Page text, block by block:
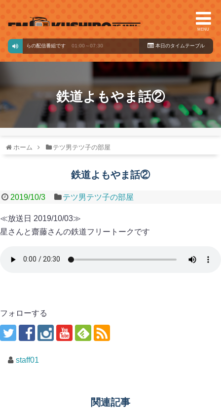
MENU
ードからの配信番組です 01:00～07:30 本日のタイ ムテーブル
鉄道よもやま話②
ホーム テツ男テツ子の部屋
鉄道よもやま話②
2019/10/3 テツ男テツ子の部屋
≪放送日 2019/10/03≫
星さんと齋藤さんの鉄道フリートークです
フォローする
staff01
関連記事